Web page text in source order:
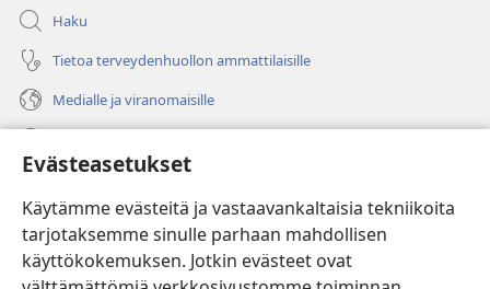
Evästeasetukset
Käytämme evästeitä ja vastaavankaltaisia tekniikoita
tarjotaksemme sinulle parhaan mahdollisen
käyttökokemuksen. Jotkin evästeet ovat
Haku
Tietoa terveydenhuollon ammattilaisille
Medialle ja viranomaisille
(avaa
uuden
ikkunan)Vartiotornin VERKKOKIRJASTO
(avaa